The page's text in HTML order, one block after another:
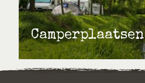
Camperplaatsen